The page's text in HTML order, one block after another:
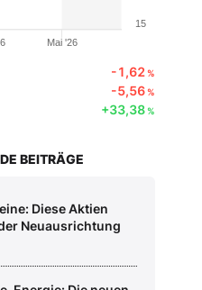
Mai '26
15
-1,62%
-5,56%
+33,38%
BEITRÄGE
Diese Aktien
Neuausrichtung